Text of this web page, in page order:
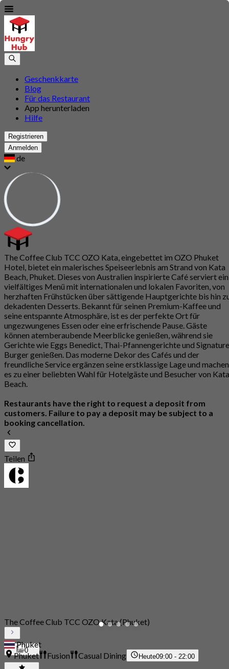
Geschenkkarte
Blog
Für das Restaurant
App herunterladen
Hilfe
Registrieren
Anmelden
de
The Coffee Club TCC OZO Kata, eingebettet im OZO Phuket
Hotel, bietet ein malerisches Speiseerlebnis am Strand von Kata
Beach, Phuket. Dieses von Australien inspirierte Café serviert ein
vielfältiges Menü mit internationalen und lokalen Favoriten, von
herzhaften Frühstücken über sättigende Hauptgerichte bis hin
dekadenten Desserts. Bekannt für seinen Premium-Kaffee und
seine entspannte Atmosphäre, ist es der perfekte Ort für
ungezwungenes Essen oder eine erfrischende Pause. Gäste
können atemberaubende Meerblicke genießen, während sie
Gerichte wie Eggs Benedict, Thai-Pfannengerichte und
Burger genießen. Das moderne Dekor des Cafés und der
freundliche Service ergänzen seine erstklassige Lage und machen
es zu einer beliebten Wahl für Hotelgäste und Besucher von Kata
Beach.
Restaurants have the right to request a deposit from
customers. Failure to pay a deposit may be subject to a
booking cancellation.
Teilen
0
The Coffee Club TCC OZO Kata (Phuket)
Phuket
Phuket
Fusion Casual Dining Heute09:00 - 22:00